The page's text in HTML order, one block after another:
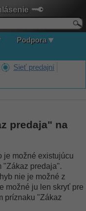
Podpora
Sieť predajní
karte
predaja" na
je možné existujúcu
"Zákaz predaja".
nie je možné z
možné ju len skryť pre
príznaku "Zákaz